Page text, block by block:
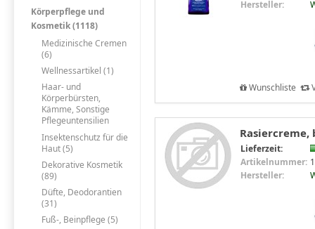
Körperpflege und
Kosmetik (1118)
Medizinische Cremen
(6)
Wellnessartikel (1)
Haar- und
Körperbürsten,
Kämme, Sonstige
Pflegeuntensilien
Insektenschutz für die
Haut (5)
Dekorative Kosmetik
(89)
Düfte, Deodorantien
(31)
Fuß-, Beinpflege (5)
Hersteller:
Wunschliste
Rasiercreme,
Lieferzeit:
Artikelnummer:
Hersteller: